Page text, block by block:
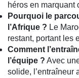
héros en marquant
Pourquoi le
l’Afrique ? Le
restant, portant les
Comment
l’équipe ? Avec
solide, l’entraîneur